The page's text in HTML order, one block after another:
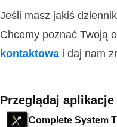
Jeśli masz jakiś
Chcemy poznać Twoją
kontaktowa i daj nam
Przeglądaj aplikacje
Complete System